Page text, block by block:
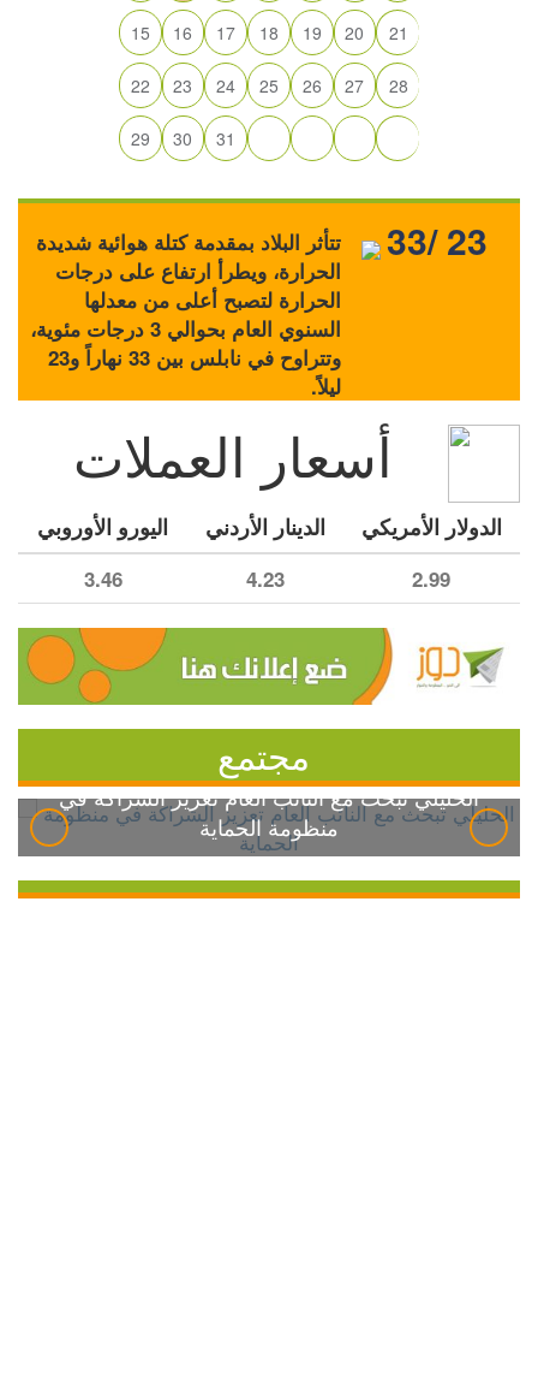
15 16 17 18 19 20 21
22 23 24 25 26 27 28
29 30 31
تتأثر البلاد بمقدمة كتلة هوائية شديدة
الحرارة، ويطرأ ارتفاع على درجات
الحرارة لتصبح أعلى من معدلها
السنوي العام بحوالي 3 درجات مئوية،
وتتراوح في نابلس بين 33 نهاراً و23
ليلاً.
33/ 23
أسعار العملات
الدولار الأمريكي الدينار الأردني اليورو الأوروبي
2.99
4.23
3.46
مجتمع
الخليلي تبحث مع النائب العام تعزيز الشراكة في
منظومة الحماية